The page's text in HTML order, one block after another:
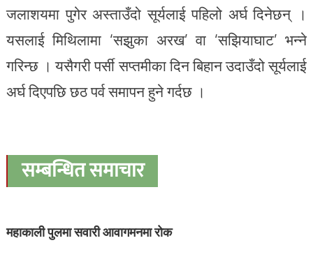
जलाशयमा पुगेर अस्ताउँदो सूर्यलाई पहिलो अर्घ दिनेछन् ।
यसलाई मिथिलामा ‘सझुका अरख’ वा ‘सझियाघाट’ भन्ने
गरिन्छ । यसैगरी पर्सी सप्तमीका दिन बिहान उदाउँदो सूर्यलाई
अर्घ दिएपछि छठ पर्व समापन हुने गर्दछ ।
सम्बन्धित समाचार
महाकाली पुलमा सवारी आवागमनमा रोक